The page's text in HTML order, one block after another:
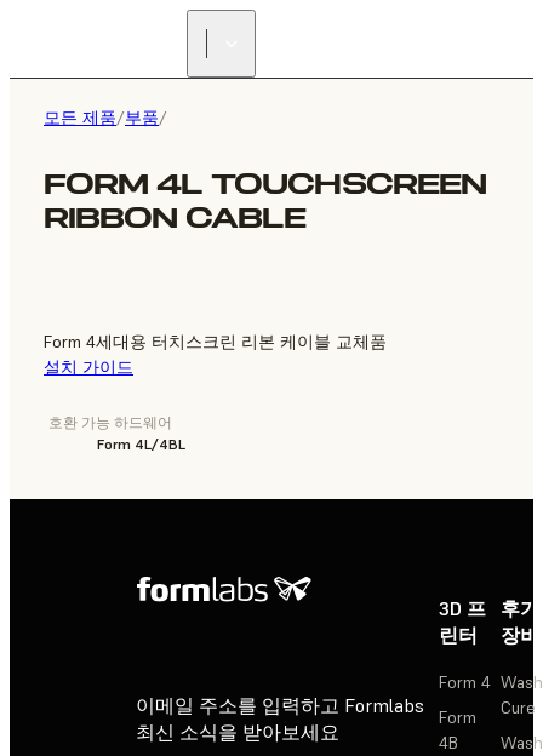
모든 제품/부품/
FORM 4L TOUCHSCREEN
RIBBON CABLE
Form 4세대용 터치스크린 리본 케이블 교체품
설치 가이드
호환 가능 하드웨어
Form 4L/4BL
이메일 주소를 입력하고 Formlabs
최신 소식을 받아보세요
3D 프
린터
Form 4
Form
4B
후
장비
Cure